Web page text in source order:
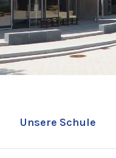
Unsere Schule